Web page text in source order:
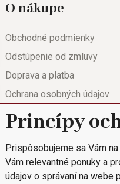
O nákupe
Obchodné podmienky
Odstúpenie od zmluvy
Doprava a platba
Ochrana osobných údajov
Nápoveda
Reklamačný list
Rýchla objednávka
Princípy
Prispôsobujeme sa Vám
Vám relevantné ponuky a
údajov o správaní na webe